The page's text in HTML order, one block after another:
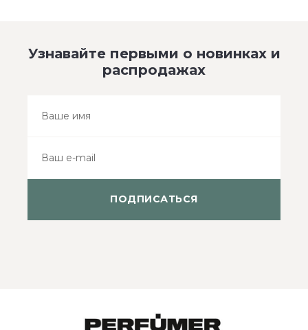
Узнавайте первыми о новинках и
распродажах
ПОДПИСАТЬСЯ